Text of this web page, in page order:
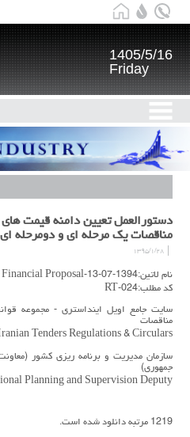
1405/5/16
Friday
دستورالعمل تعيين دامنه قيمت
مناقصات يك مرحله اي و دومرحله اي
۱۳۹۵/۱/۲۸
نام لاتین:1394-07-13-Acceptable Range of Tender's Financial Proposal
کد مطلب:RT-024
سایت جامع اویل اینداستری - مجموعه
مناقصات
Tenders Regulations & Circulars
سازمان مدیریت و برنامه ریزی کشور
جمهوری)
Planning and Supervision Deputy
1219 مرتبه دانلود شده است.